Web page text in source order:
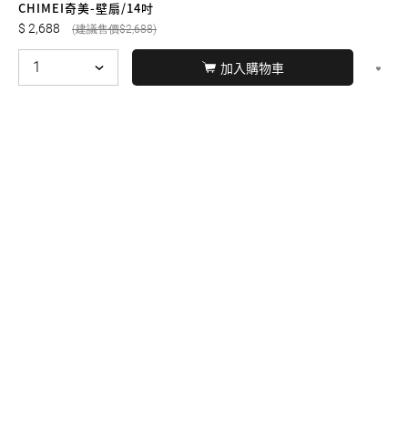
CHIMEI奇美-壁扇/14吋
2,688 2,688
加入購物車
© BERNARD 2021 WEBDESIGN